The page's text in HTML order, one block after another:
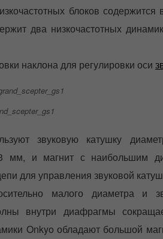
блоков
два низкочастотных
наклона для регулировки оси
звуковую катушку
мм, и магнит с наибольшим
для управления звуковой
малого диаметра и
внутри диафрагмы
Onkyo обладают большой